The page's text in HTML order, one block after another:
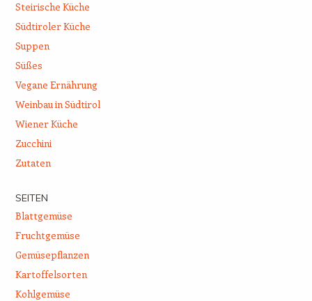
Steirische Küche
Südtiroler Küche
Suppen
Süßes
Vegane Ernährung
Weinbau in Südtirol
Wiener Küche
Zucchini
Zutaten
SEITEN
Blattgemüse
Fruchtgemüse
Gemüsepflanzen
Kartoffelsorten
Kohlgemüse